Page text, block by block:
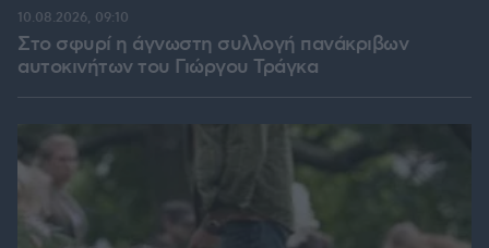
Στο σφυρί η άγνωστη συλλογή πανάκριβων
αυτοκινήτων του Γιώργου Τράγκα
10.08.2026, 09:10